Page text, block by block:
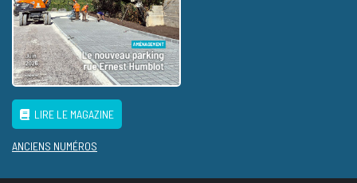
LIRE LE MAGAZINE
ANCIENS NUMÉROS